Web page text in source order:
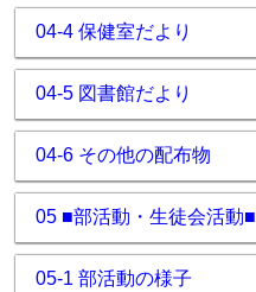
04-4 保健室だより
04-5 図書館だより
04-6 その他の配布物
05 ■部活動・生徒会活動■
05-1 部活動の様子